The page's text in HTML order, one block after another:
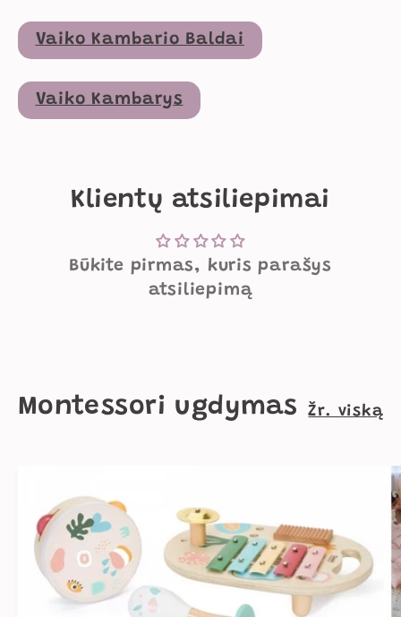
Vaiko Kambario Baldai
Vaiko Kambarys
Klientų atsiliepimai
Būkite pirmas, kuris parašys
atsiliepimą
Montessori ugdymas Žr. viską